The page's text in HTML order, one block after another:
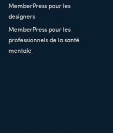
MemberPress pour les
designers
MemberPress pour les
professionnels de la santé
mentale